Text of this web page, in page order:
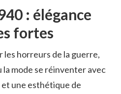
: élégance
fortes
les horreurs de la guerre,
la mode se réinventer avec
une esthétique de